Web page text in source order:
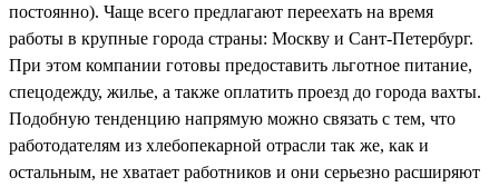
постоянно). Чаще всего предлагают переехать на время
работы в крупные города страны: Москву и Сант-Петербург.
При этом компании готовы предоставить льготное питание,
спецодежду, жилье, а также оплатить проезд до города вахты.
Подобную тенденцию напрямую можно связать с тем, что
работодателям из хлебопекарной отрасли так же, как и
остальным, не хватает работников и они серьезно расширяют